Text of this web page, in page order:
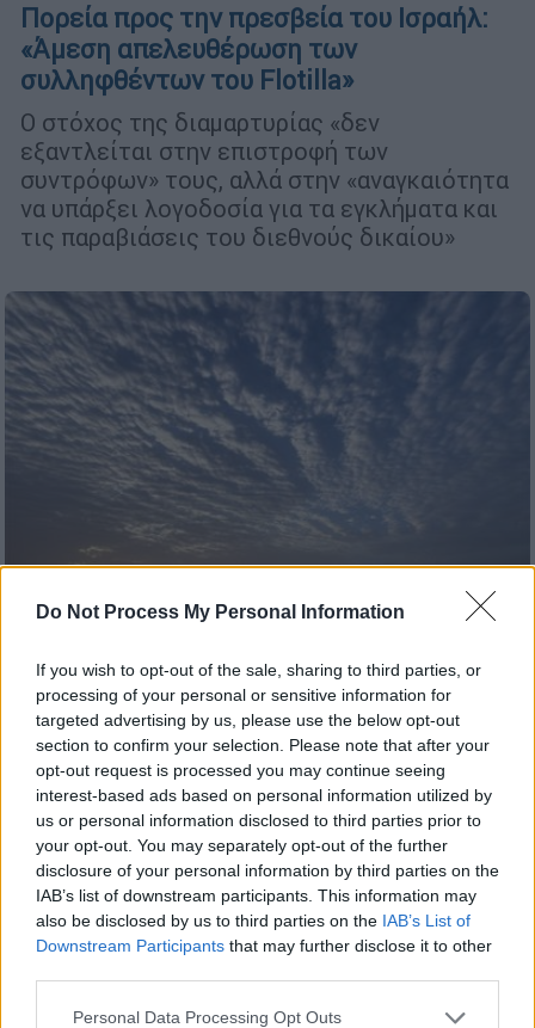
Do Not Process My Personal Information
If you wish to opt-out of the sale, sharing to third parties, or
processing of your personal or sensitive information for
targeted advertising by us, please use the below opt-out
section to confirm your selection. Please note that after your
opt-out request is processed you may continue seeing
interest-based ads based on personal information utilized by
us or personal information disclosed to third parties prior to
your opt-out. You may separately opt-out of the further
disclosure of your personal information by third parties on the
IAB’s list of downstream participants. This information may
also be disclosed by us to third parties on the IAB’s List of
Downstream Participants that may further disclose it to other
Please note that this website/app uses one or more Google
Personal Data Processing Opt Outs
Πορεία προς την πρεσβεία του Ισραήλ:
«Άμεση απελευθέρωση των
συλληφθέντων του Flotilla»
O στόχος της διαμαρτυρίας «δεν
εξαντλείται στην επιστροφή των
συντρόφων» τους, αλλά στην «αναγκαιότητα
να υπάρξει λογοδοσία για τα εγκλήματα και
τις παραβιάσεις του διεθνούς δικαίου»
Κόσμος|21.05.2026 22:46
Η οικονομική εξίσωση γύρω από τα
Στενά του Ορμούζ: Κερδίζει ή χάνει το
Ιράν από τον αποκλεισμό;
Η ανάλυση του Al Jazeera για το ιρανικό
«χαράτσι» των 2 εκατομμυρίων δολαρίων
ανά πλοίο και το οικονομικό κόστος του
αποκλεισμού των Στενών του Ορμούζ